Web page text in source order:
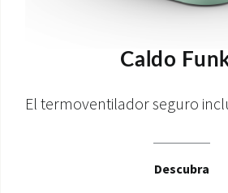
Caldo
El termoventilador seguro
Descubra